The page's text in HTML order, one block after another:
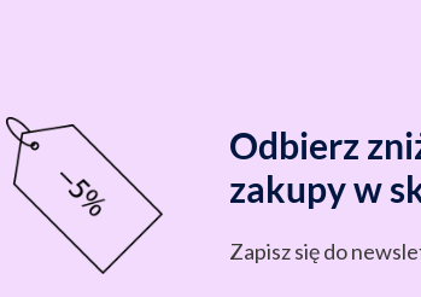
Odbierz
zakupy w
Zapisz się do